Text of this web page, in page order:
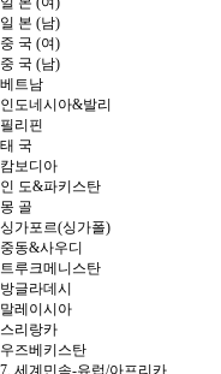
일 본 (남)
중 국 (여)
중 국 (남)
베트남
인도네시아&발리
필리핀
태 국
캄보디아
인 도&파키스탄
몽 골
싱가포르(싱가폴)
중동&사우디
트루크메니스탄
방글라데시
말레이시아
스리랑카
우즈베키스탄
7. 세계민속-유럽/아프리카